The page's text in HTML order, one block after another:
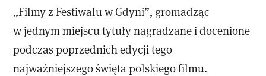
„Filmy z Festiwalu w Gdyni”, gromadząc
w jednym miejscu tytuły nagradzane i docenione
podczas poprzednich edycji tego
najważniejszego święta polskiego filmu.